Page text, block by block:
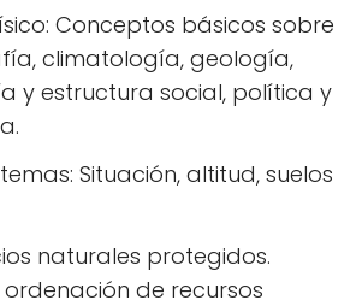
Conceptos básicos sobre
climatología, geología,
y estructura social, política y
Situación, altitud, suelos
naturales protegidos.
ordenación de recursos